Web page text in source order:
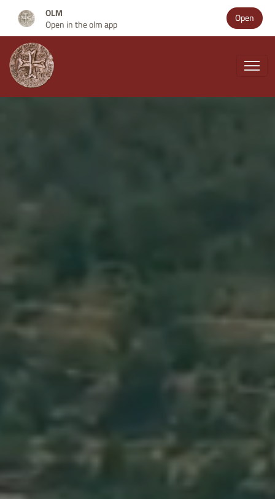
Open
OLM
Open in the olm app